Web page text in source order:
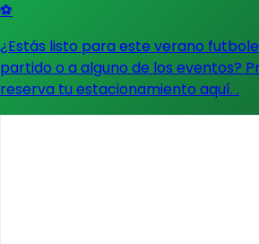
⚽
¿Estás listo para este verano
partido o a alguno de los eventos?
reserva tu estacionamiento aquí. .